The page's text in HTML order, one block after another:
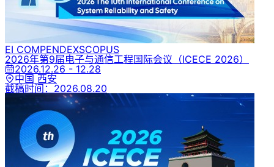
EI COMPENDEXSCOPUS
2026年第9届电子与通信工程国际会议 （ICECE 2026）
2026.12.26 - 12.28
中国 西安
截稿时间： 2026.08.20